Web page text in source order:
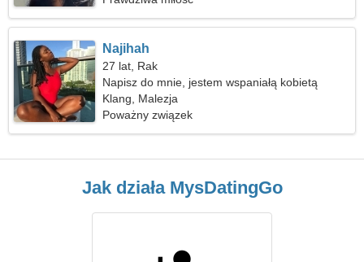
Najihah
27 lat, Rak
Napisz do mnie, jestem wspaniałą kobietą
Klang, Malezja
Poważny związek
Jak działa MysDatingGo